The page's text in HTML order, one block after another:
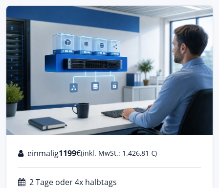
einmalig1199€(inkl. MwSt.: 1.426,81 €)
2 Tage oder 4x halbtags